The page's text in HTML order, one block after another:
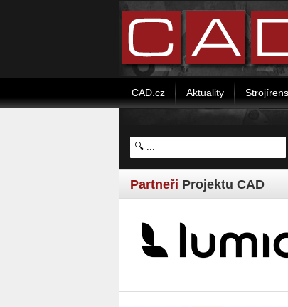
CAD.cz Aktuality
Partneři Projektu CAD